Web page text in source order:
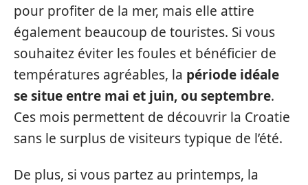
pour profiter de la mer, mais elle attire
également beaucoup de touristes. Si vous
souhaitez éviter les foules et bénéficier de
températures agréables, la période idéale
se situe entre mai et juin, ou septembre.
Ces mois permettent de découvrir la Croatie
sans le surplus de visiteurs typique de l’été.
De plus, si vous partez au printemps, la